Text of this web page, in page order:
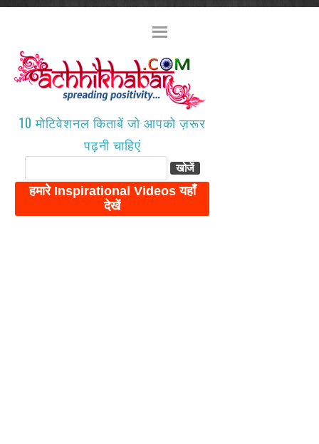
10 मोटिवेशनल किताबें जो आपको ज़रूर
पढ़नी चाहिएं